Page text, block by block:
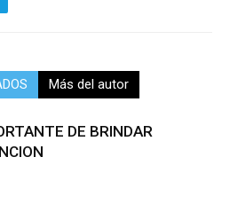
Más del autor
DE BRINDAR